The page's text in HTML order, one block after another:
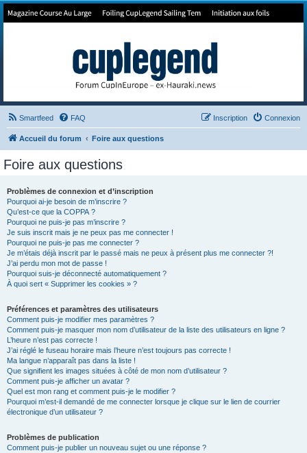
Forum de Cup In Europe
Smartfeed FAQ Connexion
Inscription
Accueil du forum Foire aux questions
Foire aux questions
Problèmes de connexion et d’inscription
Pourquoi ai-je besoin de m’inscrire ?
Qu’est-ce que la COPPA ?
Pourquoi ne puis-je pas m’inscrire ?
Je suis inscrit mais je ne peux pas me connecter !
Pourquoi ne puis-je pas me connecter ?
Je m’étais déjà inscrit par le passé mais ne peux à présent plus me connecter ?!
J’ai perdu mon mot de passe !
Pourquoi suis-je déconnecté automatiquement ?
À quoi sert « Supprimer les cookies » ?
Préférences et paramètres des utilisateurs
Comment puis-je modifier mes paramètres ?
Comment puis-je masquer mon nom d’utilisateur de la liste des utilisateurs en ligne ?
L’heure n’est pas correcte !
J’ai réglé le fuseau horaire mais l’heure n’est toujours pas correcte !
Ma langue n’apparaît pas dans la liste !
Que signifient les images situées à côté de mon nom d’utilisateur ?
Comment puis-je afficher un avatar ?
Quel est mon rang et comment puis-je le modifier ?
Pourquoi m’est-il demandé de me connecter lorsque je clique sur le lien de courrier
électronique d’un utilisateur ?
Problèmes de publication
Comment puis-je publier un nouveau sujet ou une réponse ?